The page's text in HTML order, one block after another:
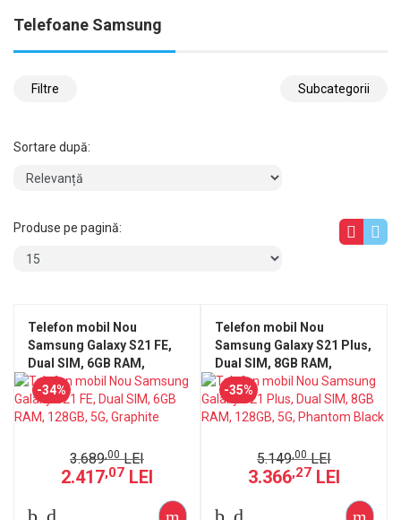
Telefoane Samsung
Filtre Subcategorii
Sortare după:
Produse pe pagină:
Telefon mobil Nou
Samsung Galaxy S21 FE,
Dual SIM, 6GB RAM,
128GB, 5G, Graphite
-34%
3.689,00LEI
2.417,07 LEI
Telefon mobil Nou
Samsung Galaxy S21 Plus,
Dual SIM, 8GB RAM,
128GB, 5G, Phantom Black
-35%
5.149,00LEI
3.366,27 LEI